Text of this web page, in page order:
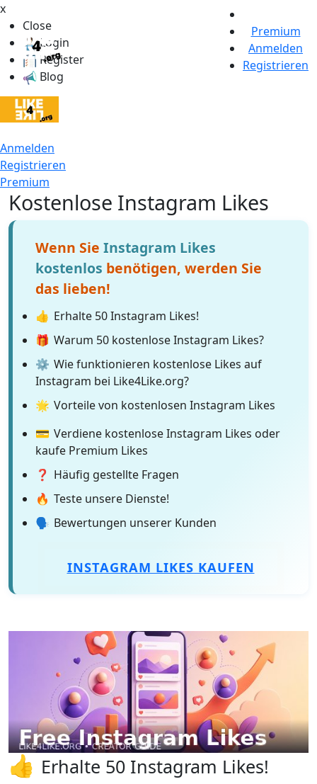
x
Close
Login
Register
Blog
Anmelden
Registrieren
Premium
Premium
Anmelden
Registrieren
Kostenlose Instagram Likes
Wenn Sie Instagram Likes
kostenlos benötigen, werden Sie
das lieben!
👍 Erhalte 50 Instagram Likes!
🎁 Warum 50 kostenlose Instagram Likes?
⚙️ Wie funktionieren kostenlose Likes auf
Instagram bei Like4Like.org?
🌟 Vorteile von kostenlosen Instagram Likes
💳 Verdiene kostenlose Instagram Likes oder
kaufe Premium Likes
❓ Häufig gestellte Fragen
🔥 Teste unsere Dienste!
🗣️ Bewertungen unserer Kunden
INSTAGRAM LIKES KAUFEN
👍 Erhalte 50 Instagram Likes!